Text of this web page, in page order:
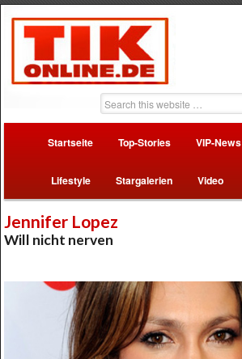
Startseite Top-Stories VIP-News
Lifestyle Stargalerien Video
Jennifer Lopez
Will nicht nerven